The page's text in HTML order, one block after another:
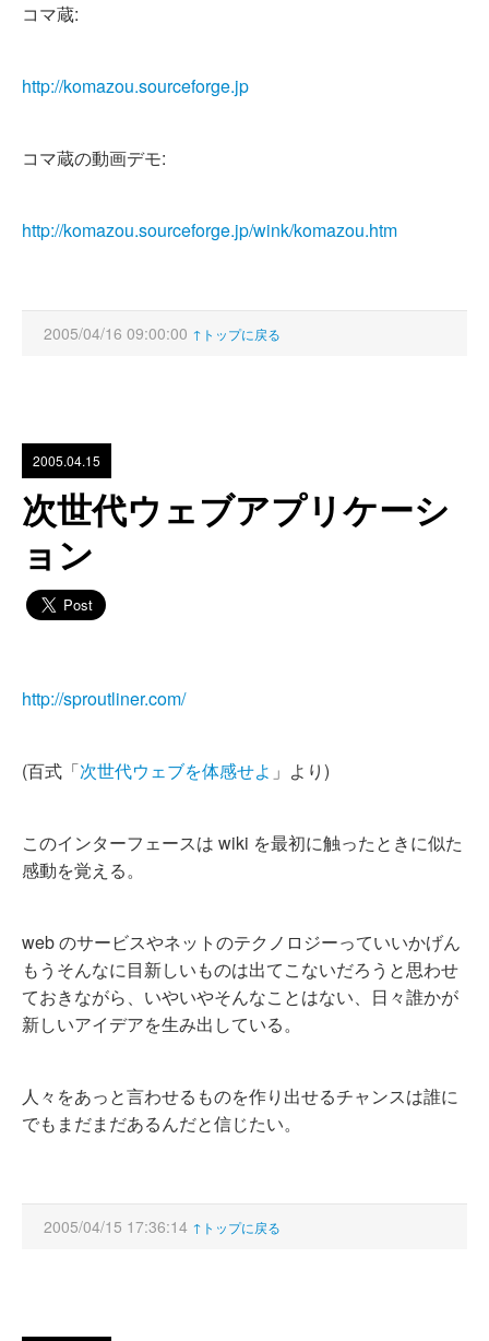
コマ蔵:
http://komazou.sourceforge.jp
コマ蔵の動画デモ:
http://komazou.sourceforge.jp/wink/komazou.htm
2005/04/16 09:00:00 ↑トップに戻る
2005.04.15
次世代ウェブアプリケーシ
ョン
http://sproutliner.com/
(百式「次世代ウェブを体感せよ 」より)
このインターフェースは wiki を最初に触ったときに似た
感動を覚える。
web のサービスやネットのテクノロジーっていいかげん
もうそんなに目新しいものは出てこないだろうと思わせ
ておきながら、いやいやそんなことはない、日々誰かが
新しいアイデアを生み出している。
人々をあっと言わせるものを作り出せるチャンスは誰に
でもまだまだあるんだと信じたい。
2005/04/15 17:36:14 ↑トップに戻る